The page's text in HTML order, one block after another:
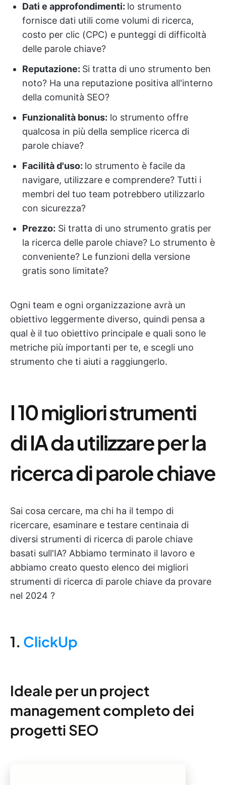
Dati e approfondimenti: lo strumento
fornisce dati utili come volumi di ricerca,
costo per clic (CPC) e punteggi di difficoltà
delle parole chiave?
Reputazione: Si tratta di uno strumento ben
noto? Ha una reputazione positiva all'interno
della comunità SEO?
Funzionalità bonus: lo strumento offre
qualcosa in più della semplice ricerca di
parole chiave?
Facilità d'uso: lo strumento è facile da
navigare, utilizzare e comprendere? Tutti i
membri del tuo team potrebbero utilizzarlo
con sicurezza?
Prezzo: Si tratta di uno strumento gratis per
la ricerca delle parole chiave? Lo strumento è
conveniente? Le funzioni della versione
gratis sono limitate?
Ogni team e ogni organizzazione avrà un
obiettivo leggermente diverso, quindi pensa a
qual è il tuo obiettivo principale e quali sono le
metriche più importanti per te, e scegli uno
strumento che ti aiuti a raggiungerlo.
I 10 migliori strumenti
di IA da utilizzare per la
ricerca di parole chiave
Sai cosa cercare, ma chi ha il tempo di
ricercare, esaminare e testare centinaia di
diversi strumenti di ricerca di parole chiave
basati sull'IA? Abbiamo terminato il lavoro e
abbiamo creato questo elenco dei migliori
strumenti di ricerca di parole chiave da provare
nel 2024 ?
1. ClickUp
Ideale per un project
management completo dei
progetti SEO